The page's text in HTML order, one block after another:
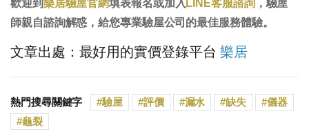
歡迎到樂居驗屋官網填表報名或加入 LINE客服諮詢， 驗屋
師親自諮詢解惑，給您專業驗屋公司的最佳服務體驗。
文章出處：最好用的實價登錄平台樂居
熱門搜尋關鍵字 驗屋 評價 漏水 缺失
儀器
龜裂